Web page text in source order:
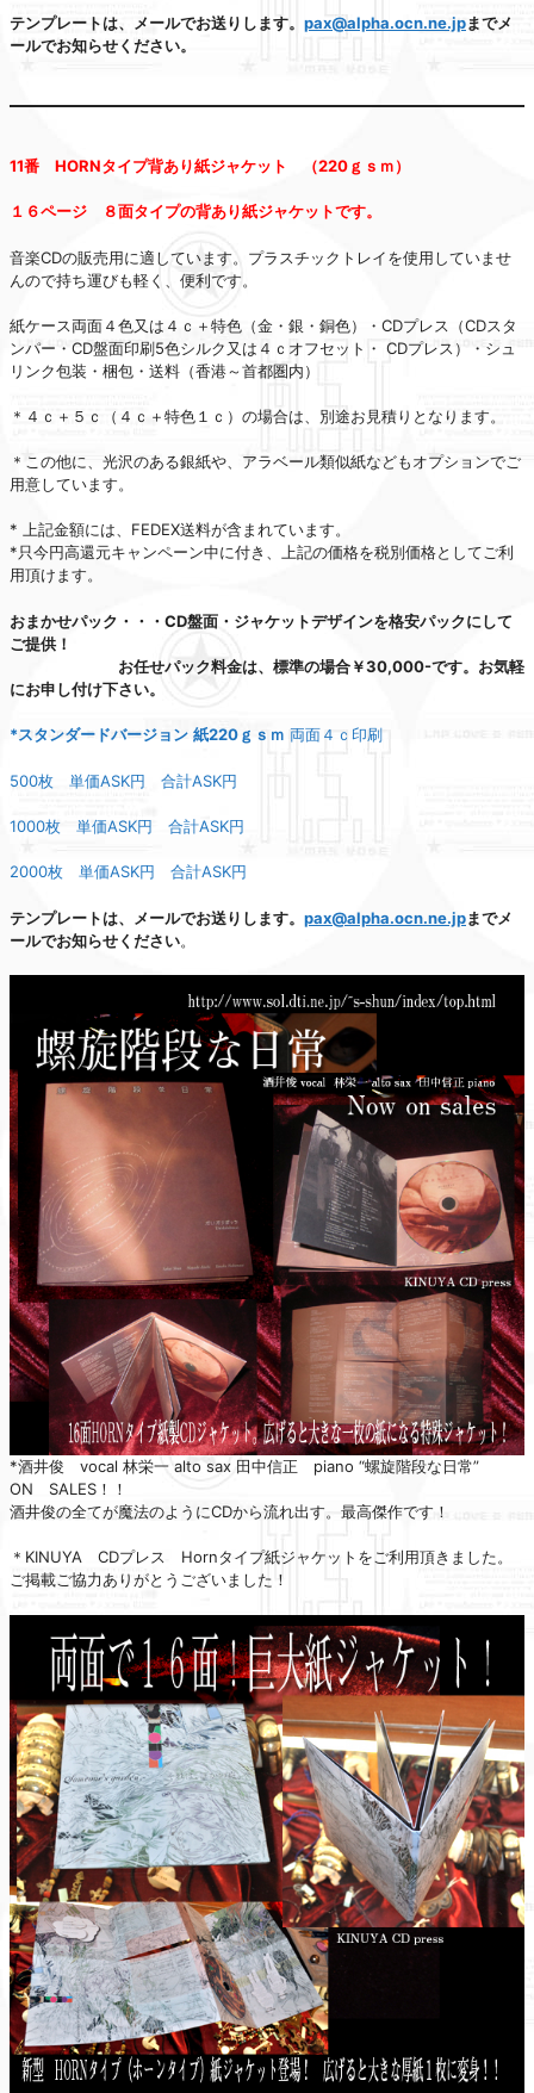
テンプレートは、メールでお送りします。 pax@alpha.ocn.ne.jpまでメ
ールでお知らせください。
11番 HORNタイプ背あり紙ジャケット （220ｇｓｍ）
１６ページ ８面タイプの背あり紙ジャケットです。
音楽CDの販売用に適しています。プラスチックトレイを使用していませ
んので持ち運びも軽く、便利です。
紙ケース両面４色又は４ｃ＋特色（金・銀・銅色）・CDプレス（CDスタ
ンパー・CD盤面印刷5色シルク又は４ｃオフセット・ CDプレス）・シュ
リンク包装・梱包・送料（香港～首都圏内）
＊４ｃ＋５ｃ（４ｃ＋特色１ｃ）の場合は、別途お見積りとなります。
＊この他に、光沢のある銀紙や、アラベール類似紙などもオプションでご
用意しています。
* 上記金額には、FEDEX送料が含まれています。
*只今円高還元キャンペーン中に付き、上記の価格を税別価格としてご利
用頂けます。
おまかせパック・・・CD盤面・ジャケットデザインを格安パックにして
ご提供！
お任せパック料金は、標準の場合￥30,000-です。お気軽
にお申し付け下さい。
*スタンダードバージョン 紙220ｇｓｍ 両面４ｃ印刷
500枚 単価ASK円 合計ASK円
1000枚 単価ASK円 合計ASK円
2000枚 単価ASK円 合計ASK円
テンプレートは、メールでお送りします。 pax@alpha.ocn.ne.jpまでメ
ールでお知らせください。
*酒井俊 vocal 林栄一 alto sax 田中信正 piano “螺旋階段な日常”
ON SALES！！
酒井俊の全てが魔法のようにCDから流れ出す。最高傑作です！
＊KINUYA CDプレス Hornタイプ紙ジャケットをご利用頂きました。
ご掲載ご協力ありがとうございました！